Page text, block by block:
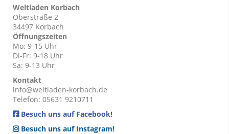
Weltladen Korbach
Oberstraße 2
34497 Korbach
Öffnungszeiten
Mo: 9-15 Uhr
Di-Fr: 9-18 Uhr
Sa: 9-13 Uhr
Kontakt
info@weltladen-korbach.de
Telefon: 05631 9210711
Besuch uns auf Facebook!
Besuch uns auf Instagram!